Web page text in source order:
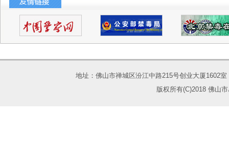
地址：佛山市禅城区汾江中路215号创业大厦1602
版权所有(C)2018 佛山